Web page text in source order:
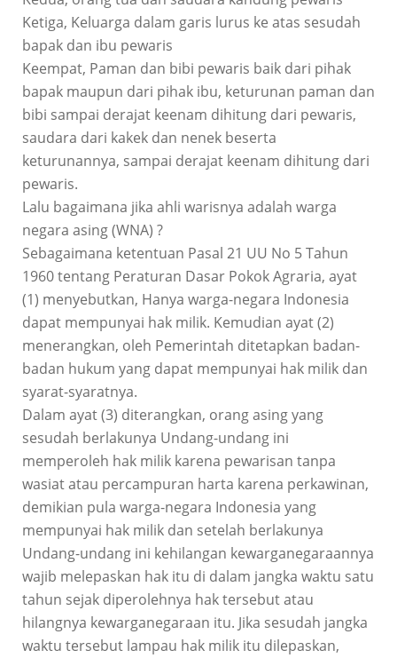
Ketiga, Keluarga dalam garis lurus ke atas sesudah
bapak dan ibu pewaris
Keempat, Paman dan bibi pewaris baik dari pihak
bapak maupun dari pihak ibu, keturunan paman dan
bibi sampai derajat keenam dihitung dari pewaris,
saudara dari kakek dan nenek beserta
keturunannya, sampai derajat keenam dihitung dari
pewaris.
Lalu bagaimana jika ahli warisnya adalah warga
negara asing (WNA) ?
Sebagaimana ketentuan Pasal 21 UU No 5 Tahun
1960 tentang Peraturan Dasar Pokok Agraria, ayat
(1) menyebutkan, Hanya warga-negara Indonesia
dapat mempunyai hak milik. Kemudian ayat (2)
menerangkan, oleh Pemerintah ditetapkan badan-
badan hukum yang dapat mempunyai hak milik dan
syarat-syaratnya.
Dalam ayat (3) diterangkan, orang asing yang
sesudah berlakunya Undang-undang ini
memperoleh hak milik karena pewarisan tanpa
wasiat atau percampuran harta karena perkawinan,
demikian pula warga-negara Indonesia yang
mempunyai hak milik dan setelah berlakunya
Undang-undang ini kehilangan kewarganegaraannya
wajib melepaskan hak itu di dalam jangka waktu satu
tahun sejak diperolehnya hak tersebut atau
hilangnya kewarganegaraan itu. Jika sesudah jangka
waktu tersebut lampau hak milik itu dilepaskan,